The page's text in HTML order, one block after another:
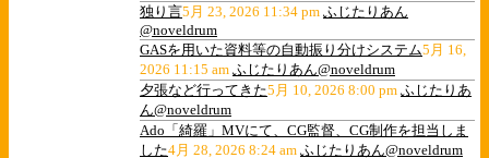
独り言5月 23, 2026 11:34 pm ふじたりあん
@noveldrum
GASを用いた資料等の自動振り分けシステム5月 16,
2026 11:15 am ふじたりあん@noveldrum
夕張など行ってきた5月 10, 2026 8:00 pm ふじたりあ
ん@noveldrum
Ado「綺羅」MVにて、CG監督、CG制作を担当しま
した4月 28, 2026 8:24 am ふじたりあん@noveldrum